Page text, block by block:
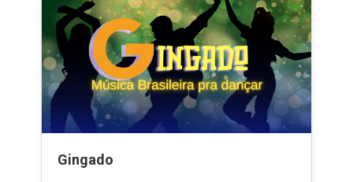
Gingado